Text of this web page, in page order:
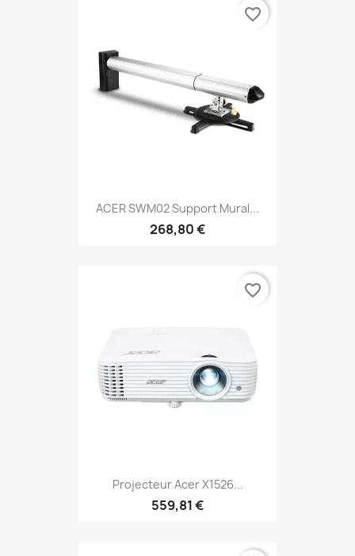
ACER SWM02 Support Mural...
268,80 €
favorite_border
Projecteur Acer X1526...
559,81 €
favorite_border